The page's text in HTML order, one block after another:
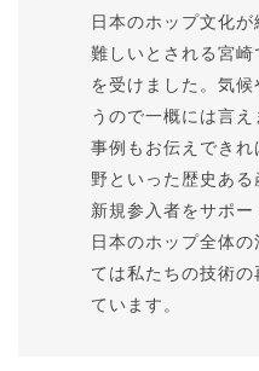
日本のホップ文化
難しいとされる宮
を受けました。気
うので一概には言
事例もお伝えでき
野といった歴史あ
新規参入者をサポー
日本のホップ全体
ては私たちの技術の
ています。